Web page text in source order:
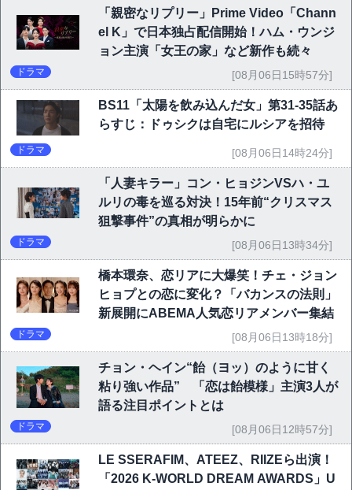
「親密なリプリー」Prime Video「Chann
el K」で日本独占配信開始！ハム・ウンジ
ョン主演「女王の家」など新作も続々
ドラマ [08月06日15時57分]
BS11「太陽を飲み込んだ女」第31-35話あ
らすじ：ドゥシクは自宅にルシアを招待
ドラマ [08月06日14時24分]
「人妻キラー」コン・ヒョジンVSハ・ユ
ルリの毒を巡る対決！15年前“クリスマス
狙撃事件”の真相が明らかに
ドラマ [08月06日13時34分]
橋本環奈、恋リアに大爆笑！チェ・ジョン
ヒョプとの恋に変化？「バカンスの法則」
新展開にABEMA人気恋リアメンバー集結
ドラマ [08月06日13時18分]
チョン・ヘイン“飴（ヨッ）のように甘く
粘り強い作品” 「恋は飴模様」主演3人が
語る注目ポイントとは
ドラマ [08月06日12時57分]
LE SSERAFIM、ATEEZ、RIIZEら出演！
「2026 K-WORLD DREAM AWARDS」U